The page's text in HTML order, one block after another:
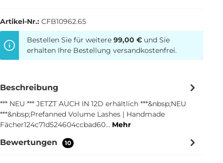
Artikel-Nr.: CFB10962.65
Bestellen Sie für weitere 99,00 € und Sie
erhalten Ihre Bestellung versandkostenfrei.
Beschreibung
*** NEU *** JETZT AUCH IN 12D erhältlich ***&nbsp;NEU
***&nbsp;Prefanned Volume Lashes | Handmade
Fächer124c71d524604ccbad60… Mehr
Bewertungen 10